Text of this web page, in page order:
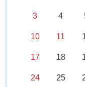
3 4
10 11
17 18
24 25